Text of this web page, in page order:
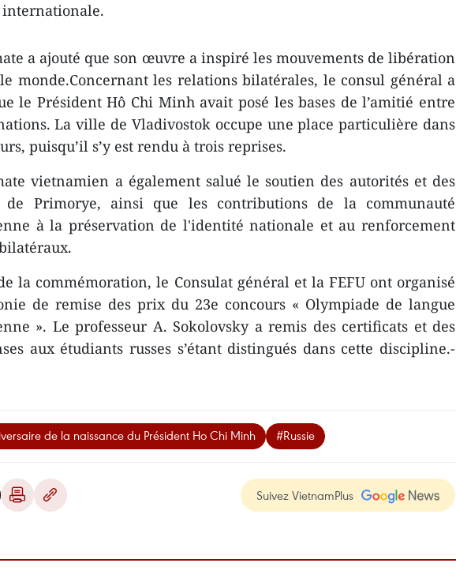
a ajouté que son œuvre a inspiré les mouvements de libération
monde.Concernant les relations bilatérales, le consul général a
le Président Hô Chi Minh avait posé les bases de l’amitié entre
La ville de Vladivostok occupe une place particulière dans
puisqu’il s’y est rendu à trois reprises.
vietnamien a également salué le soutien des autorités et des
de Primorye, ainsi que les contributions de la communauté
à la préservation de l'identité nationale et au renforcement
la commémoration, le Consulat général et la FEFU ont organisé
de remise des prix du 23e concours « Olympiade de langue
». Le professeur A. Sokolovsky a remis des certificats et des
aux étudiants russes s’étant distingués dans cette discipline.-
de la naissance du Président Ho Chi Minh #Russie
Suivez VietnamPlus